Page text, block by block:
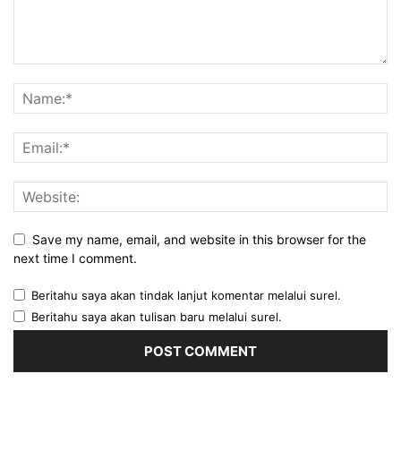
Save my name, email, and website in this browser for the
next time I comment.
Beritahu saya akan tindak lanjut komentar melalui surel.
Beritahu saya akan tulisan baru melalui surel.